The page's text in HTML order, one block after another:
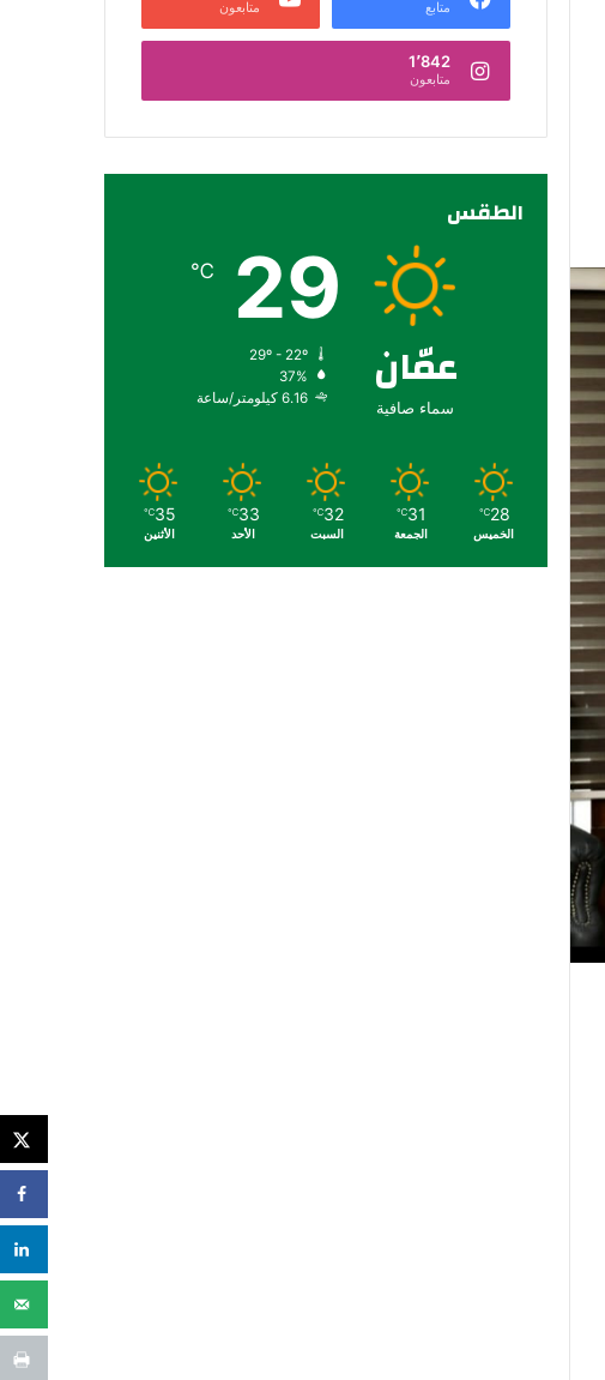
متابع متابعون
1٬842
متابعون
الطقس
عمّان
سماء صافية
29
℃
37%
6.16 كيلومتر/ساعة
28
℃
الخميس
31
℃
الجمعة
32
℃
السبت
33
℃
الأحد
35
℃
الأثنين